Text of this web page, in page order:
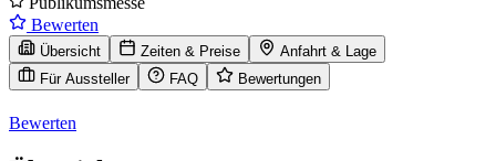
Bewerten
Übersicht Zeiten & Preise
Anfahrt & Lage
Für Aussteller
FAQ Bewertungen
Bewerten